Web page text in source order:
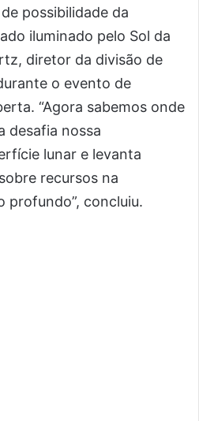
possibilidade da
iluminado pelo Sol da
diretor da divisão de
o evento de
“Agora sabemos onde
desafia nossa
lunar e levanta
recursos na
profundo”, concluiu.